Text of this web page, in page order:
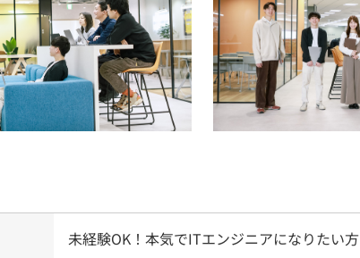
未経験OK！本気でITエンジニアになりたい方